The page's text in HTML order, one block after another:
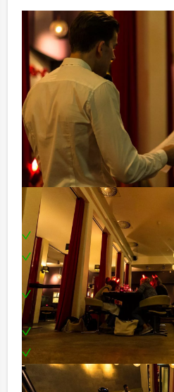
Inclusief:
Verbaal begaafde
Uitgebreid 3 gangen
keuze
Prachtige Ranking The
winnaar
Toplocatie in het centrum
Te boeken op de door
tijdstip!